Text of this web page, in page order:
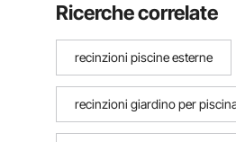
Ricerche correlate
recinzioni piscine esterne
recinzioni giardino per